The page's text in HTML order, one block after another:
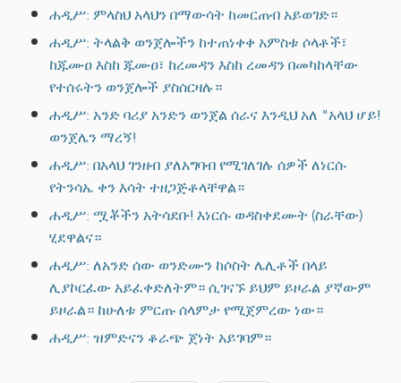
ሐዲሥ: ምላስህ አላህን በማውሳት ከመርጠብ አይወገድ።
ሐዲሥ: ትላልቅ ወንጀሎችን ከተጠነቀቀ አምስቱ ሶላቶች፣
ከጁሙዐ እስከ ጁሙዐ፣ ከረመዳን እስከ ረመዳን በመካከላቸው
የተሰሩትን ወንጀሎች ያስሰርዛሉ።
ሐዲሥ: አንድ ባሪያ አንድን ወንጀል ሰራና እንዲህ አለ "አላህ ሆይ!
ወንጀሌን ማረኝ!
ሐዲሥ: በአላህ ገንዘብ ያለአግባብ የሚገለገሉ ሰዎች ለነርሱ
የትንሳኤ ቀን እሳት ተዘጋጅቶላቸዋል።
ሐዲሥ: ሟቾችን አትሳደቡ! እነርሱ ወዳስቀደሙት (ስራቸው)
ሂደዋልና።
ሐዲሥ: ለአንድ ሰው ወንድሙን ከሶስት ሌሊቶች በላይ
ሊያኮርፈው አይፈቀድለትም። ሲገናኙ ይህም ይዞራል ያኛውም
ይዞራል። ከሁለቱ ምርጡ ሰላምታ የሚጀምረው ነው።
ሐዲሥ: ዝምድናን ቆራጭ ጀነት አይገባም።